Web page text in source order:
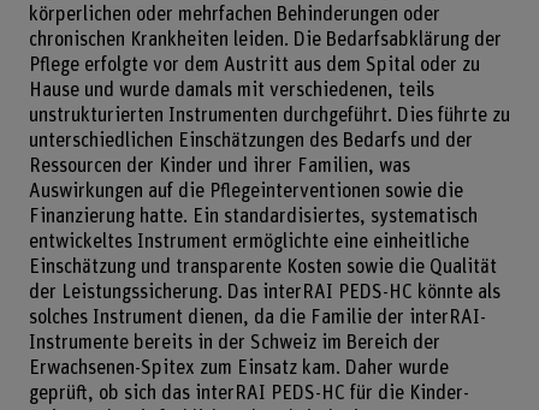
körperlichen oder mehrfachen Behinderungen oder
chronischen Krankheiten leiden. Die Bedarfsabklärung der
Pflege erfolgte vor dem Austritt aus dem Spital oder zu
Hause und wurde damals mit verschiedenen, teils
unstrukturierten Instrumenten durchgeführt. Dies führte zu
unterschiedlichen Einschätzungen des Bedarfs und der
Ressourcen der Kinder und ihrer Familien, was
Auswirkungen auf die Pflegeinterventionen sowie die
Finanzierung hatte. Ein standardisiertes, systematisch
entwickeltes Instrument ermöglichte eine einheitliche
Einschätzung und transparente Kosten sowie die Qualität
der Leistungssicherung. Das interRAI PEDS-HC könnte als
solches Instrument dienen, da die Familie der interRAI-
Instrumente bereits in der Schweiz im Bereich der
Erwachsenen-Spitex zum Einsatz kam. Daher wurde
geprüft, ob sich das interRAI PEDS-HC für die Kinder-